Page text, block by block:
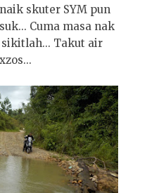
skuter SYM pun
Cuma masa nak
Takut air